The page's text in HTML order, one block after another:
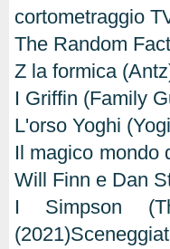
cortometraggio
The Random
Z la formica
I Griffin (Family
L'orso Yoghi
Il magico mondo
Will Finn e Dan
I Simpson